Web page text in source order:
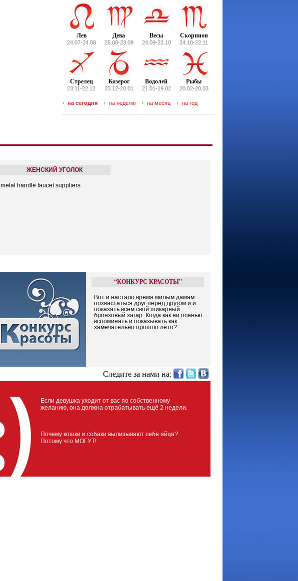
Лев
24.07-24.08
Дева
25.08-23.09
Весы
24.09-23.10
Скорпион
24.10-22.11
Стрелец
23.11-22.12
Козерог
23.12-20.01
Водолей
21.01-19.02
Рыбы
20.02-20.03
на сегодня на неделю на месяц на год
ЖЕНСКИЙ УГОЛОК
metal handle faucet suppliers
“КОНКУРС КРАСОТЫ”
Вот и настало время милым дамам
похвастаться друг перед другом и и
показать всем свой шикарный
бронзовый загар. Когда как ни осенью
вспоминать и показывать как
замечательно прошло лето?
Следите за нами на:
Если девушка уходит от вас по собственному
желанию, она должна отрабатывать ещё 2 недели.
Почему кошки и собаки вылизывают себе яйца?
Потому что МОГУТ!